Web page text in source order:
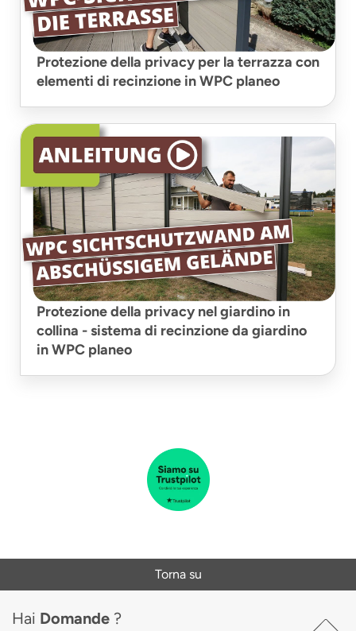
Protezione della privacy per la terrazza con
elementi di recinzione in WPC planeo
Protezione della privacy nel giardino in
collina - sistema di recinzione da giardino
in WPC planeo
Torna su
Hai Domande ?